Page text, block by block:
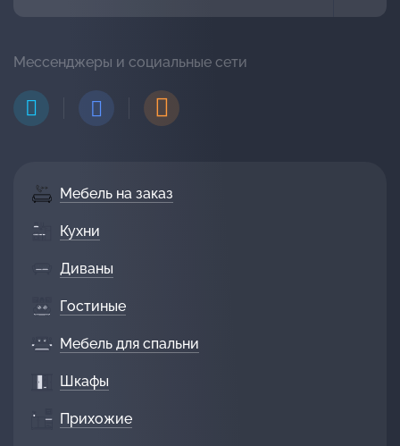
Мебель на заказ
Кухни
Диваны
Гостиные
Мебель для спальни
Шкафы
Прихожие
Мессенджеры и социальные сети